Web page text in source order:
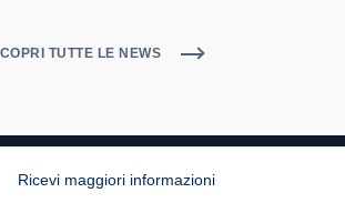
Ricevi maggiori informazioni
TUTTE LE NEWS